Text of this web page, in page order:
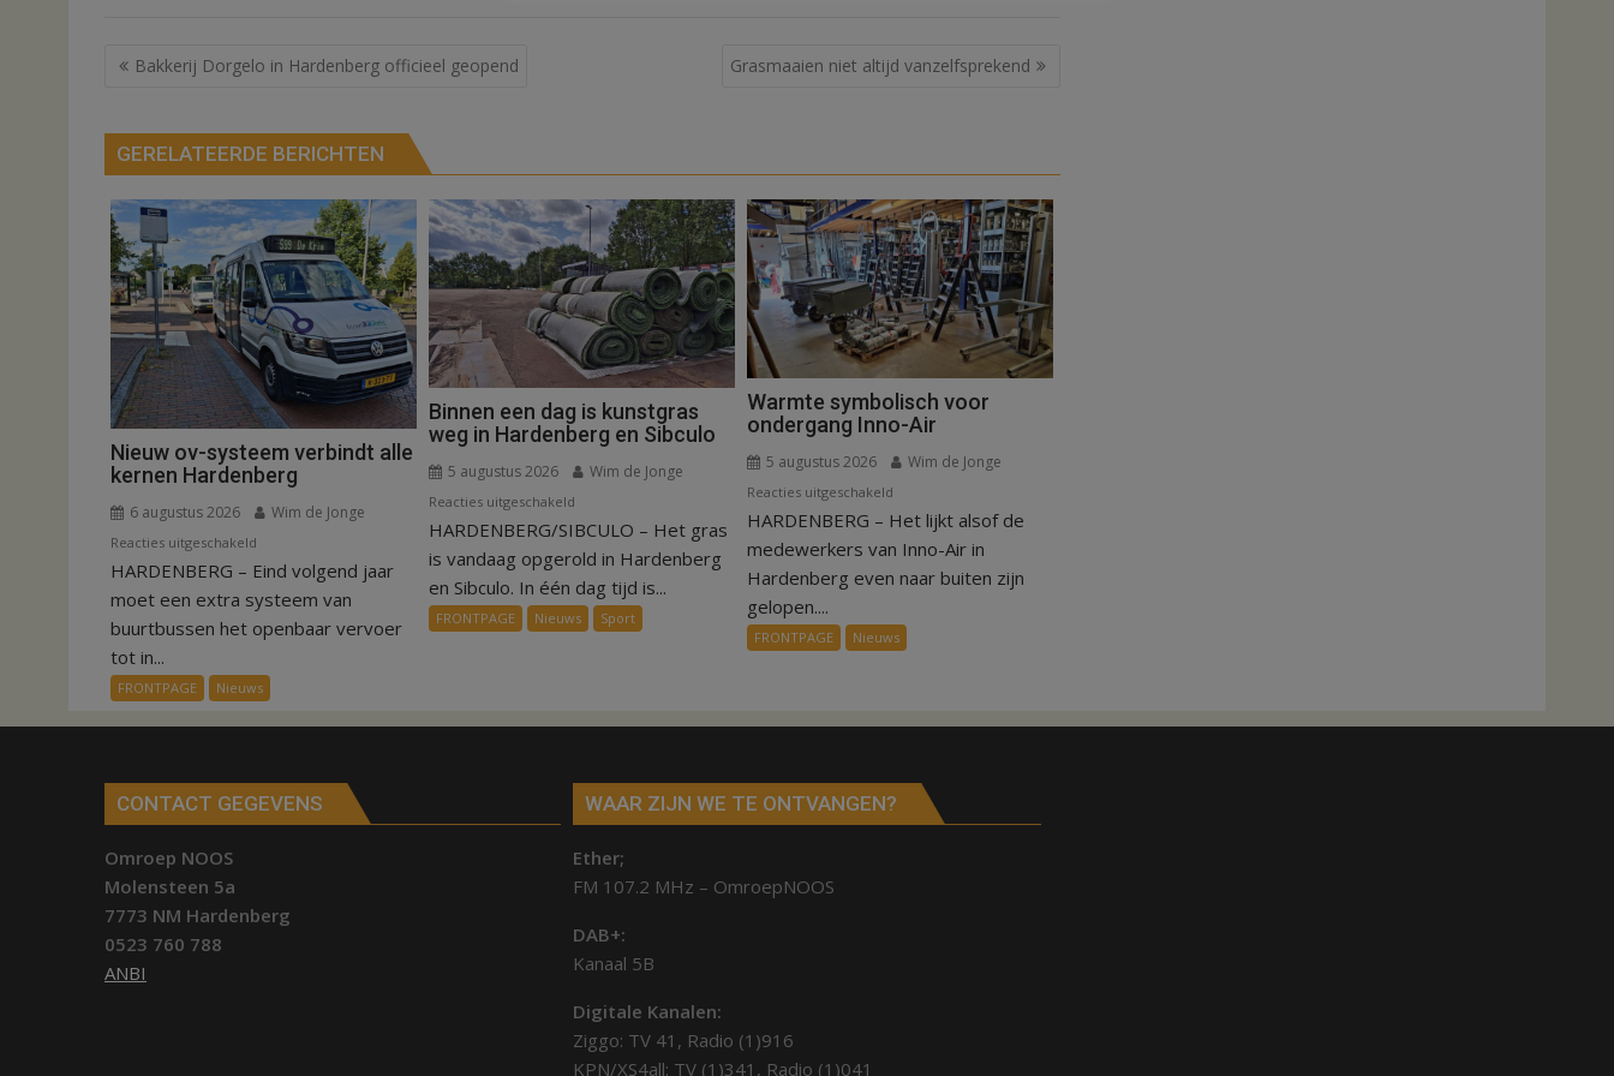
Bericht
Bakkerij Dorgelo in Hardenberg officieel geopend Grasmaaien niet altijd vanzelfsprekend
GERELATEERDE BERICHTEN
Nieuw ov-systeem verbindt alle
kernen Hardenberg
6 augustus 2026 Wim de Jonge
Reacties uitgeschakeld
Nieuw
ov-
systeem
alle
kernen
Hardenberg
HARDENBERG – Eind volgend jaar
moet een extra systeem van
buurtbussen het openbaar vervoer
tot in...
FRONTPAGE Nieuws
Binnen een dag is kunstgras
weg in Hardenberg en Sibculo
5 augustus 2026 Wim de Jonge
Reacties uitgeschakeld
Binnen
een
dag
is
kunstgras
HARDENBERG/SIBCULO – Het gras
is vandaag opgerold in Hardenberg
en Sibculo. In één dag tijd is...
FRONTPAGE Nieuws Sport
Warmte symbolisch voor
ondergang Inno-Air
5 augustus 2026 Wim de Jonge
Reacties uitgeschakeld
Warmte
symbolisch
Inno-
Air
HARDENBERG – Het lijkt alsof de
medewerkers van Inno-Air in
Hardenberg even naar buiten zijn
gelopen....
FRONTPAGE Nieuws
CONTACT GEGEVENS
Omroep NOOS
Molensteen 5a
7773 NM Hardenberg
0523 760 788
ANBI
WAAR ZIJN WE TE ONTVANGEN?
Ether;
FM 107.2 MHz – OmroepNOOS
DAB+:
Kanaal 5B
Digitale Kanalen:
Ziggo: TV 41, Radio (1)916
KPN/XS4all: TV (1)341, Radio (1)041